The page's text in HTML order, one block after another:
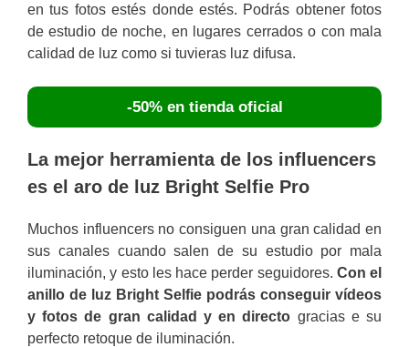
en tus fotos estés donde estés. Podrás obtener fotos
de estudio de noche, en lugares cerrados o con mala
calidad de luz como si tuvieras luz difusa.
-50% en tienda oficial
La mejor herramienta de los influencers
es el aro de luz Bright Selfie Pro
Muchos influencers no consiguen una gran calidad en
sus canales cuando salen de su estudio por mala
iluminación, y esto les hace perder seguidores. Con el
anillo de luz Bright Selfie podrás conseguir vídeos
y fotos de gran calidad y en directo gracias e su
perfecto retoque de iluminación.